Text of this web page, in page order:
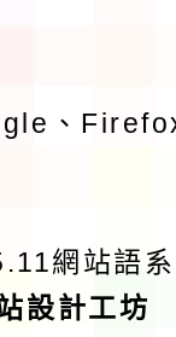
、
網站語
設計工坊